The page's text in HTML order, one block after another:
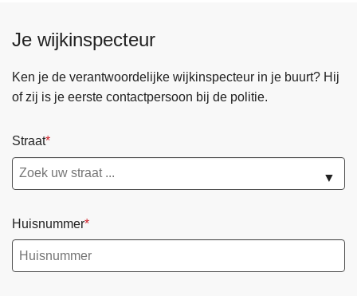
Je wijkinspecteur
Ken je de verantwoordelijke wijkinspecteur in je buurt? Hij
of zij is je eerste contactpersoon bij de politie.
Straat
▼
Huisnummer